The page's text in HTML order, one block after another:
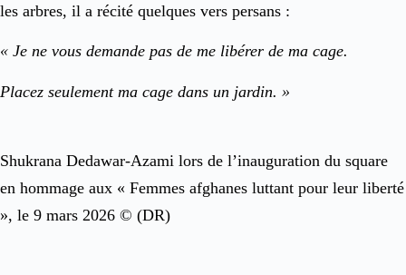
les arbres, il a récité quelques vers persans :
« Je ne vous demande pas de me libérer de ma cage.
Placez seulement ma cage dans un jardin. »
Shukrana Dedawar-Azami lors de l’inauguration du square
en hommage aux « Femmes afghanes luttant pour leur liberté
», le 9 mars 2026 © (DR)